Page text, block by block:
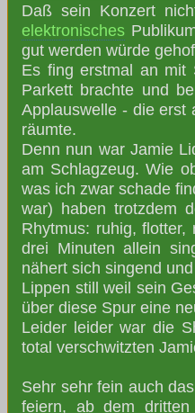
Daß sein Konzert
elektronisches
gut werden würde
Es fing erstmal an mit
Parkett brachte und
Applauswelle - die erst
räumte.
Denn nun war Jamie
am Schlagzeug. Wie
was ich zwar schade
war) haben trotzdem
Rhytmus: ruhig,
drei Minuten allein
nähert sich singend
Lippen still weil sein
über diese Spur eine
Leider leider war die
total verschwitzten
Sehr sehr fein auch
feiern, ab dem